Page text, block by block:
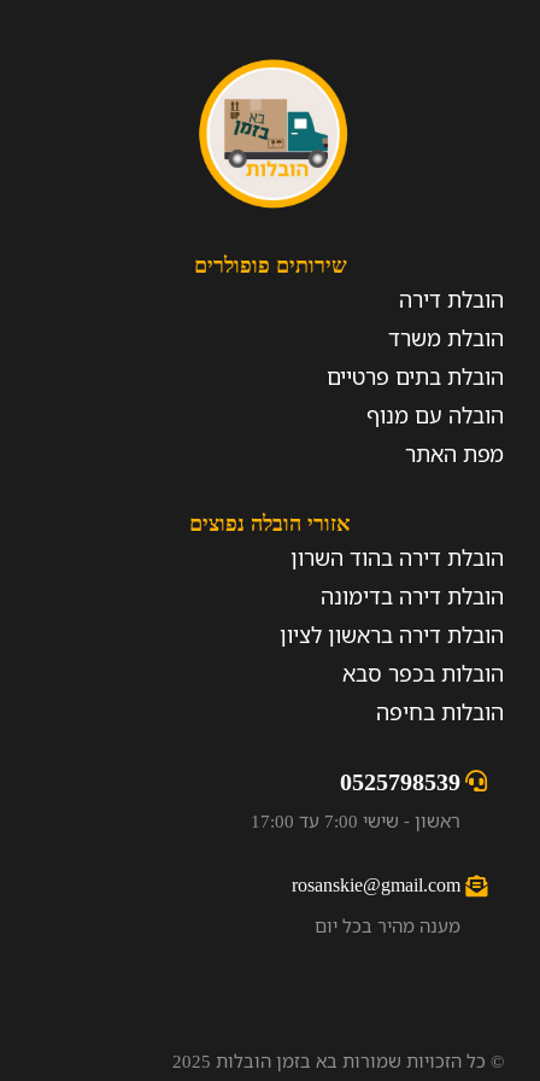
שירותים פופולרים
הובלת דירה
הובלת משרד
הובלת בתים פרטיים
הובלה עם מנוף
מפת האתר
אזורי הובלה נפוצים
הובלת דירה בהוד השרון
הובלת דירה בדימונה
הובלת דירה בראשון לציון
הובלות בכפר סבא
הובלות בחיפה
0525798539
ראשון - שישי 7:00 עד 17:00
rosanskie@gmail.com
מענה מהיר בכל יום
© כל הזכויות שמורות בא בזמן הובלות 2025